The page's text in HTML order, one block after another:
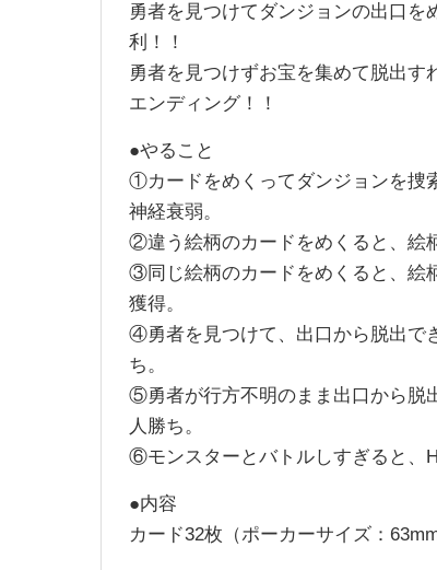
勇者を見つけてダンジョンの出口を
利！！
勇者を見つけずお宝を集めて脱出す
エンディング！！
●やること
①カードをめくってダンジョンを捜
神経衰弱。
②違う絵柄のカードをめくると、絵
③同じ絵柄のカードをめくると、絵
獲得。
④勇者を見つけて、出口から脱出で
ち。
⑤勇者が行方不明のまま出口から脱
人勝ち。
⑥モンスターとバトルしすぎると、
●内容
カード32枚（ポーカーサイズ：